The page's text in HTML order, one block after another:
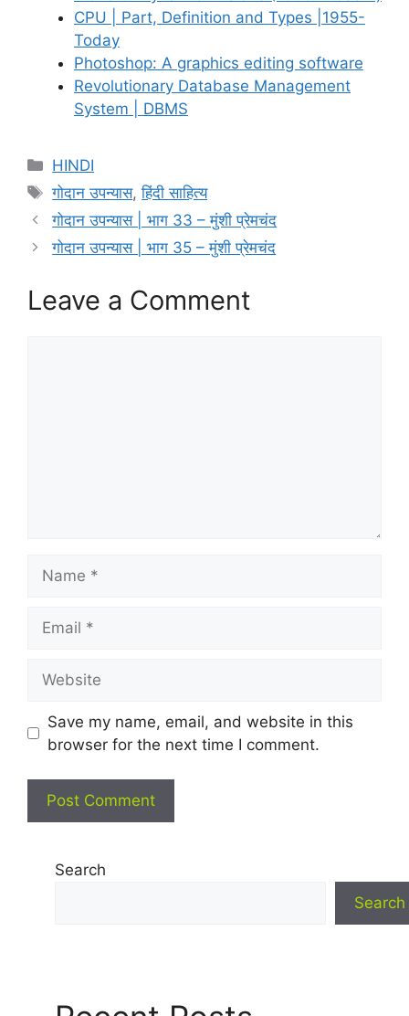
CPU | Part, Definition and Types |1955-
Today
Photoshop: A graphics editing software
Revolutionary Database Management
System | DBMS
Categories
HINDI
Tags
गोदान उपन्यास,हिंदी साहित्य
गोदान उपन्यास | भाग 33 – मुंशी प्रेमचंद
गोदान उपन्यास | भाग 35 – मुंशी प्रेमचंद
Leave a Comment
Save my name, email, and website in this
browser for the next time I comment.
Search
Search